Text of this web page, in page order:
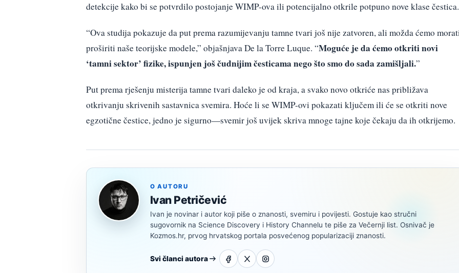
detekcije kako bi se potvrdilo postojanje WIMP-ova ili potencijalno otkrile potpuno nove klase čestica.
“Ova studija pokazuje da put prema razumijevanju tamne tvari još nije zatvoren, ali možda ćemo
proširiti naše teorijske modele,” objašnjava De la Torre Luque. “Moguće je da ćemo otkriti novi
‘tamni sektor’ fizike, ispunjen još čudnijim česticama nego što smo do sada zamišljali.”
Put prema rješenju misterija tamne tvari daleko je od kraja, a svako novo otkriće nas približava
otkrivanju skrivenih sastavnica svemira. Hoće li se WIMP-ovi pokazati ključem ili će se otkriti nove
egzotične čestice, jedno je sigurno—svemir još uvijek skriva mnoge tajne koje čekaju da ih otkrijemo.
O AUTORU
Ivan Petričević
Ivan je novinar i autor koji piše o znanosti, svemiru i povijesti. Gostuje kao stručni
sugovornik na Science Discovery i History Channelu te piše za Večernji list. Osnivač je
Kozmos.hr, prvog hrvatskog portala posvećenog popularizaciji znanosti.
Svi članci autora